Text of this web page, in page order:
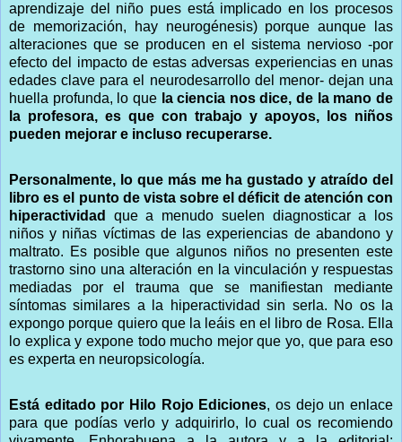
aprendizaje del niño pues está implicado en los procesos
de memorización, hay neurogénesis) porque aunque las
alteraciones que se producen en el sistema nervioso -por
efecto del impacto de estas adversas experiencias en unas
edades clave para el neurodesarrollo del menor- dejan una
huella profunda, lo que la ciencia nos dice, de la mano de
la profesora, es que con trabajo y apoyos, los niños
pueden mejorar e incluso recuperarse.
Personalmente, lo que más me ha gustado y atraído del
libro es el punto de vista sobre el déficit de atención con
hiperactividad
que a menudo suelen diagnosticar a los
niños y niñas víctimas de las experiencias de abandono y
maltrato. Es posible que algunos niños no presenten este
trastorno sino una alteración en la vinculación y respuestas
mediadas por el trauma que se manifiestan mediante
síntomas similares a la hiperactividad sin serla. No os la
expongo porque quiero que la leáis en el libro de Rosa. Ella
lo explica y expone todo mucho mejor que yo, que para eso
es experta en neuropsicología.
Está editado por Hilo Rojo Ediciones, os dejo un enlace
para que podías verlo y adquirirlo, lo cual os recomiendo